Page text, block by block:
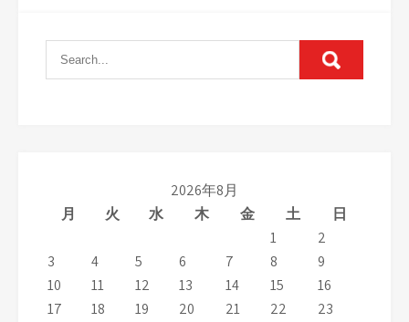
2026年8月
月
火 水 木 金 土
日
1
2
3
4 5 6 7 8
9
10
11 12 13 14 15
16
17
18 19 20 21 22
23